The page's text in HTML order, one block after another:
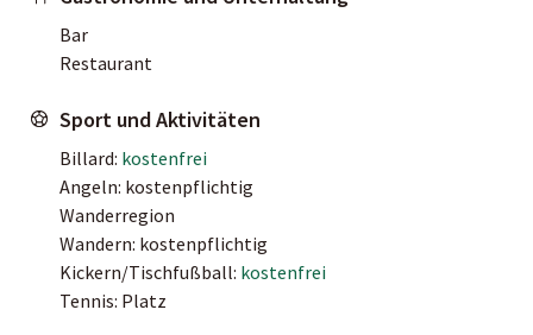
Bar
Restaurant
Sport und Aktivitäten
Billard: kostenfrei
Angeln: kostenpflichtig
Wanderregion
Wandern: kostenpflichtig
Kickern/Tischfußball: kostenfrei
Tennis: Platz